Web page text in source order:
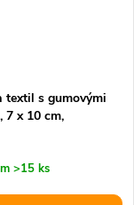
textil s gumovými
7 x 10 cm,
>15 ks